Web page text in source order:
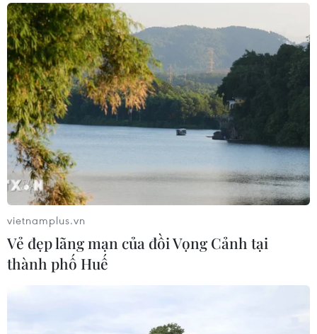
phục hồi kinh tế của Syria
03/08/2026 07:22
Tổng thống Mỹ: Các bên đạt bước
tiến hướng tới chấm dứt xung đột với
Iran
03/08/2026 06:24
Tổng thống Trump thông báo thời
điểm Mỹ nối lại đàm phán với Iran
vietnamplus.vn
Vẻ đẹp lãng mạn của đồi Vọng Cảnh tại
thành phố Huế